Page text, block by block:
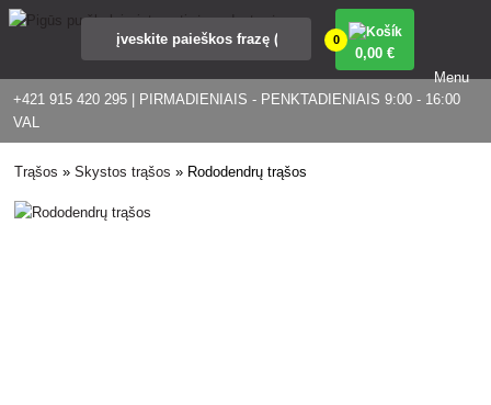
+421 915 420 295 | PIRMADIENIAIS - PENKTADIENIAIS 9:00 - 16:00
VAL
0
0,00 €
Menu
Trąšos »Skystos trąšos » Rododendrų trąšos